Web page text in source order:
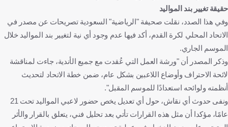
حقيقة تغيير بند المواليد
وفي هذا الصدد، نقلت صحيفة "الرياضية" السعودية تصريحات عن مصدر في
الاتحاد المحلي لكرة القدم، أكد فيها عدم وجود أي نية لتغيير بند المواليد خلال
الموسم الجاري.
وذكر المصدر أن "ورشة العمل التي عُقدت مع جميع الأندية، جاءت لمناقشة
لائحة الاحتراف وأوضاع اللاعبين بشكل عام، ضمن خطة الاتحاد لتحديث
أنظمته ولوائحه استعدادًا للموسم المقبل".
ونفى حدوث أي نقاش، حول أي تعديل يخص حضور لاعبي المواليد تحت 21
عامًا، مؤكدا أن مثل هذه القرارات تأتي بعد تحليل فني، يتعلق بالقرار والأثر